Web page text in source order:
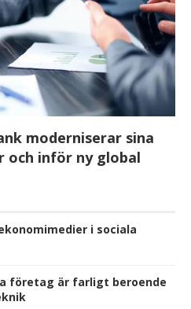
moderniserar sina
och inför ny global
i sociala
företag är farligt beroende